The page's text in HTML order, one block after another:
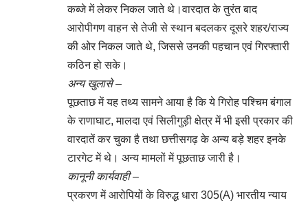
कब्जे में लेकर निकल जाते थे।वारदात के तुरंत बाद
आरोपीगण वाहन से तेजी से स्थान बदलकर दूसरे शहर/राज्य
की ओर निकल जाते थे, जिससे उनकी पहचान एवं गिरफ्तारी
कठिन हो सके।
अन्य खुलासे –
पूछताछ में यह तथ्य सामने आया है कि ये गिरोह पश्चिम बंगाल
के राणाघाट, मालदा एवं सिलीगुड़ी क्षेत्र में भी इसी प्रकार की
वारदातें कर चुका है तथा छत्तीसगढ़ के अन्य बड़े शहर इनके
टारगेट में थे। अन्य मामलों में पूछताछ जारी है।
कानूनी कार्यवाही –
प्रकरण में आरोपियों के विरुद्ध धारा 305(A) भारतीय न्याय